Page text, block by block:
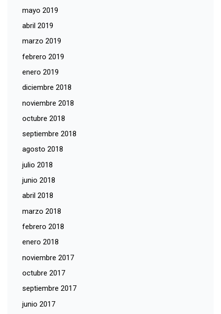
mayo 2019
abril 2019
marzo 2019
febrero 2019
enero 2019
diciembre 2018
noviembre 2018
octubre 2018
septiembre 2018
agosto 2018
julio 2018
junio 2018
abril 2018
marzo 2018
febrero 2018
enero 2018
noviembre 2017
octubre 2017
septiembre 2017
junio 2017